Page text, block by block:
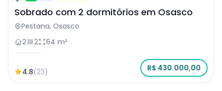
Sobrado com 2 dormitórios em Osasco
Pestana, Osasco
2
2 64 m²
4.8(23) R$ 430.000,00